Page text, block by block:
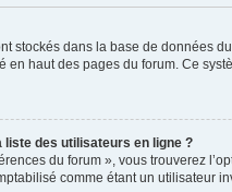
stockés dans la base de données
haut des pages du forum. Ce
liste des utilisateurs en ligne ?
du forum », vous trouverez
comme étant un utilisateur